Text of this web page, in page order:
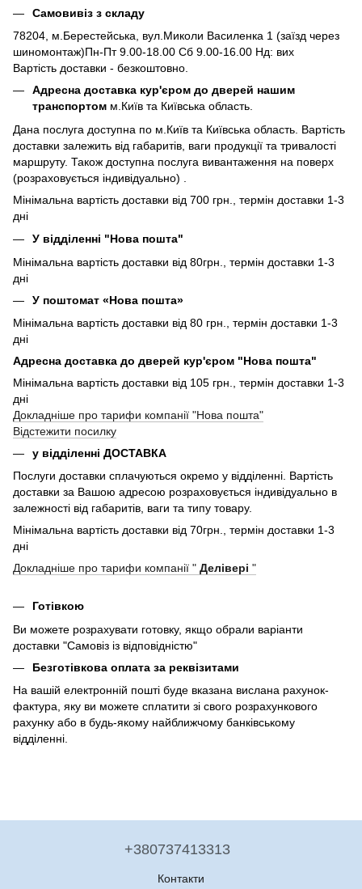
Самовивіз з складу
78204, м.Берестейська, вул.Миколи Василенка 1 (заїзд через
шиномонтаж)Пн-Пт 9.00-18.00 Сб 9.00-16.00 Нд: вих
Вартість доставки - безкоштовно.
Адресна доставка кур'єром до дверей нашим
транспортом м.Київ та Київська область.
Дана послуга доступна по м.Київ та Київська область. Вартість
доставки залежить від габаритів, ваги продукції та тривалості
маршруту. Також доступна послуга вивантаження на поверх
(розраховується індивідуально) .
Мінімальна вартість доставки від 700 грн., термін доставки 1-3
дні
У відділенні "Нова пошта"
Мінімальна вартість доставки від 80грн., термін доставки 1-3
дні
У поштомат «Нова пошта»
Мінімальна вартість доставки від 80 грн., термін доставки 1-3
дні
Адресна доставка до дверей кур'єром "Нова пошта"
Мінімальна вартість доставки від 105 грн., термін доставки 1-3
дні
Докладніше про тарифи компанії "Нова пошта"
Відстежити посилку
у відділенні ДОСТАВКА
Послуги доставки сплачуються окремо у відділенні. Вартість
доставки за Вашою адресою розраховується індивідуально в
залежності від габаритів, ваги та типу товару.
Мінімальна вартість доставки від 70грн., термін доставки 1-3
дні
Докладніше про тарифи компанії " Делівері "
Готівкою
Ви можете розрахувати готовку, якщо обрали варіанти
доставки "Самовіз із відповідністю"
Безготівкова оплата за реквізитами
На вашій електронній пошті буде вказана вислана рахунок-
фактура, яку ви можете сплатити зі свого розрахункового
рахунку або в будь-якому найближчому банківському
відділенні.
+380737413313
Контакти